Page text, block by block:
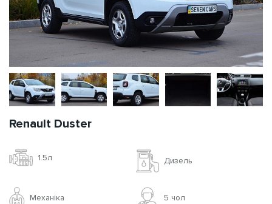
Renault Duster
1.5л Дизель
Механіка 5 чoл